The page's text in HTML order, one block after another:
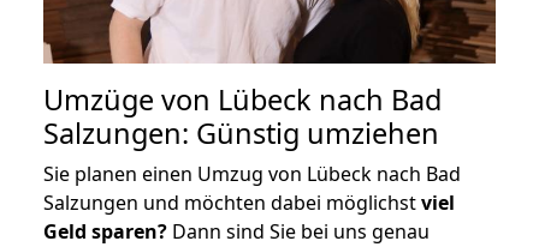
Umzüge von Lübeck nach Bad
Salzungen: Günstig umziehen
Sie planen einen Umzug von Lübeck nach Bad
Salzungen und möchten dabei möglichstviel
Geld sparen? Dann sind Sie bei uns genau